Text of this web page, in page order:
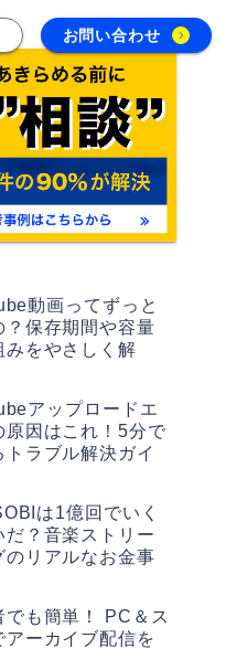
お問い合わせ
動画ってずっと
？保存期間や容量
みをやさしく解
アップロードエ
原因はこれ！5分で
トラブル解決ガイ
は1億回でいく
だ？音楽ストリー
のリアルなお金事
でも簡単！ PC＆ス
アーカイブ配信を